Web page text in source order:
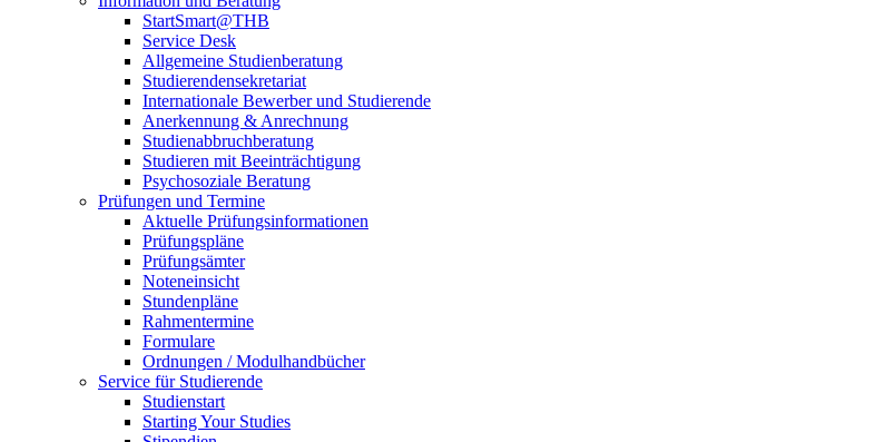
StartSmart@THB
Service Desk
Allgemeine Studienberatung
Studierendensekretariat
Internationale Bewerber und Studierende
Anerkennung & Anrechnung
Studienabbruchberatung
Studieren mit Beeinträchtigung
Psychosoziale Beratung
Prüfungen und Termine
Aktuelle Prüfungsinformationen
Prüfungspläne
Prüfungsämter
Noteneinsicht
Stundenpläne
Rahmentermine
Formulare
Ordnungen / Modulhandbücher
Service für Studierende
Studienstart
Starting Your Studies